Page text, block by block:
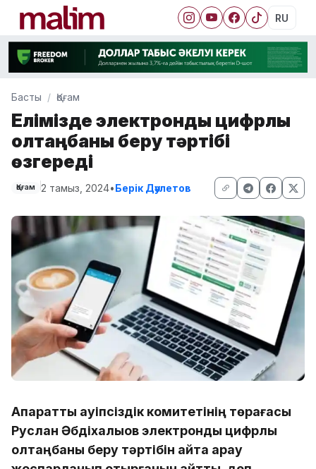
RU
Басты Қоғам
Елімізде электрондық цифрлық
қолтаңбаны беру тәртібі
өзгереді
Қоғам 2 тамыз, 2024•Берік Дәулетов
Ақпараттық қауіпсіздік комитетінің төрағасы
Руслан Әбдіхалықов электрондық цифрлық
қолтаңбаны беру тәртібін қайта қарау